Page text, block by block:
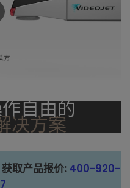
自由的
决方案
取产品报价: 400-920-